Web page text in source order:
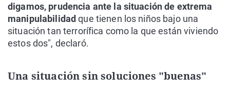
digamos, prudencia ante la situación de extrema
manipulabilidad que tienen los niños bajo una
situación tan terrorífica como la que están viviendo
estos dos", declaró.
Una situación sin soluciones "buenas"